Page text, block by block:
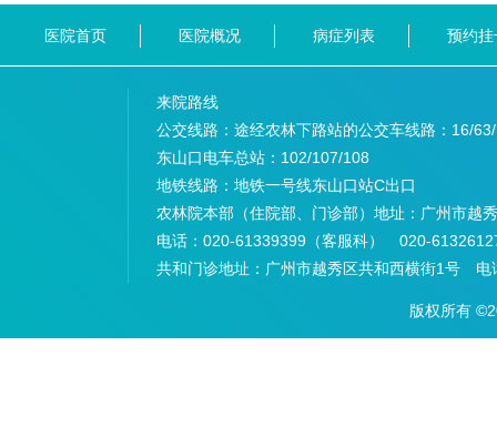
医院首页 医院概况 病症列表 预约挂
来院路线
公交线路：途经农林下路站的公交车线路： 16/
东山口电车总站： 102/107/108
地铁线路： 地铁一号线东山口站C出口
农林院本部（住院部、门诊部）地址： 广州市越
电话： 020-61339399（客服科） 020-
共和门诊地址： 广州市越秀区共和西横街1号 电
版权所有